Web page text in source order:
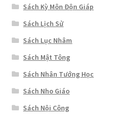
Sách Kỳ Môn Độn Giáp
Sách Lịch Sử
Sách Lục Nhâm
Sách Mật Tông
Sách Nhân Tướng Học
Sách Nho Giáo
Sách Nội Công